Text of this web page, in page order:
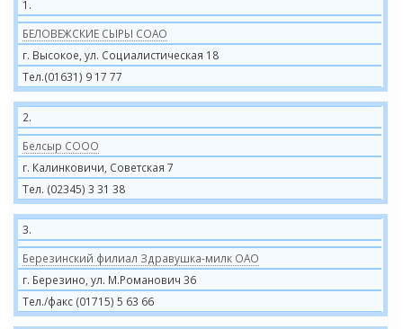
1.
БЕЛОВЕЖСКИЕ СЫРЫ СОАО
г. Высокое, ул. Социалистическая 18
Тел.(01631) 9 17 77
2.
Белсыр СООО
г. Калинковичи, Советская 7
Тел. (02345) 3 31 38
3.
Березинский филиал Здравушка-милк ОАО
г. Березино, ул. М.Романович 36
Тел./факс (01715) 5 63 66